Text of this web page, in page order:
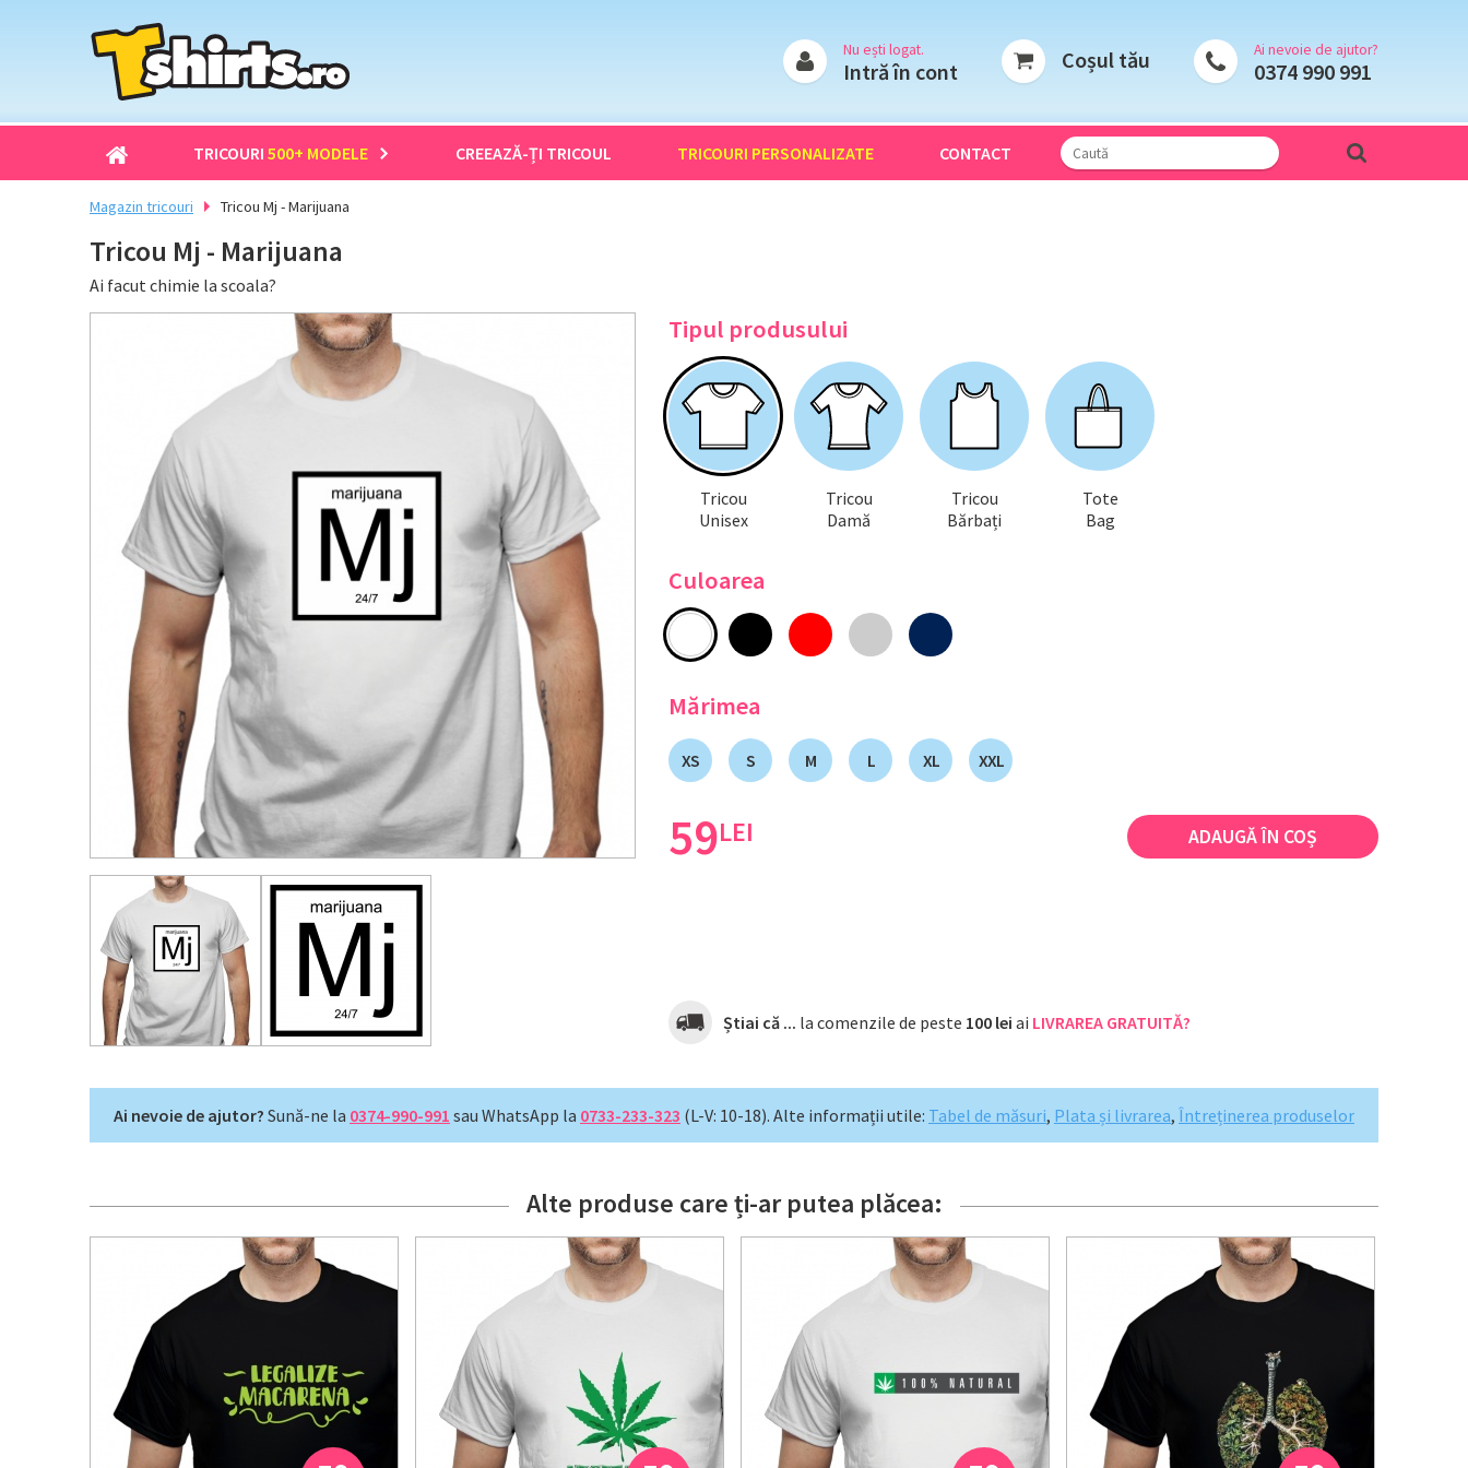
Nu ești logat.
Intră în cont Coșul tău Ai nevoie de ajutor?
0374 990 991
TRICOURI 500+ MODELE CREEAZĂ-ȚI TRICOUL TRICOURI PERSONALIZATE CONTACT
Magazin tricouri Tricou Mj - Marijuana
Tricou Mj - Marijuana
Ai facut chimie la scoala?
Tipul produsului
Tricou
Unisex
Tricou
Damă
Tricou
Bărbați
Tote
Bag
Culoarea
Mărimea
XS S M L XL XXL
59LEI ADAUGĂ ÎN COȘ
Știai că ... la comenzile de peste 100 lei ai LIVRAREA GRATUITĂ?
Ai nevoie de ajutor? Sună-ne la 0374-990-991 sau WhatsApp la 0733-233-323 (L-V: 10-18). Alte informații utile: Tabel de măsuri, Plata și livrarea, Întreținerea produselor
Alte produse care ți-ar putea plăcea: